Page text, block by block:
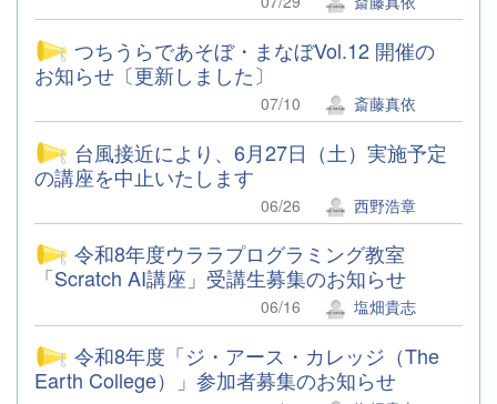
つちうらであそぼ・まなぼVol.12 開催の
お知らせ〔更新しました〕
07/10 斎藤真依
台風接近により、6月27日（土）実施予定
の講座を中止いたします
06/26 西野浩章
令和8年度ウララプログラミング教室
「Scratch AI講座」受講生募集のお知らせ
06/16 塩畑貴志
令和8年度「ジ・アース・カレッジ（The
Earth College）」参加者募集のお知らせ